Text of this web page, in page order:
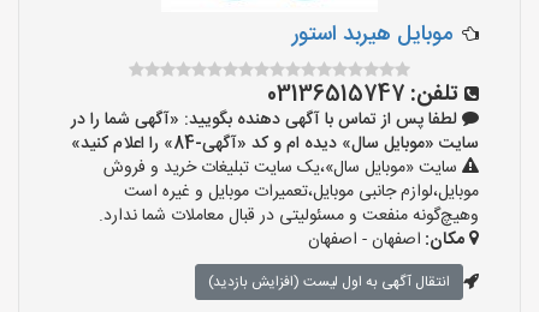
موبایل هیربد استور
تلفن: 03136515747
لطفا پس از تماس با آگهی دهنده بگویید: «آگهی شما را در
سایت «موبایل سال» دیده ام و کد «آگهی-84» را اعلام کنید»
سایت «موبایل سال»،یک سایت تبلیغات خرید و فروش
موبایل،لوازم جانبی موبایل،تعمیرات موبایل و غیره است
وهیچ‌گونه منفعت و مسئولیتی در قبال معاملات شما ندارد.
مکان: اصفهان - اصفهان
انتقال آگهی به اول لیست (افزایش بازدید)